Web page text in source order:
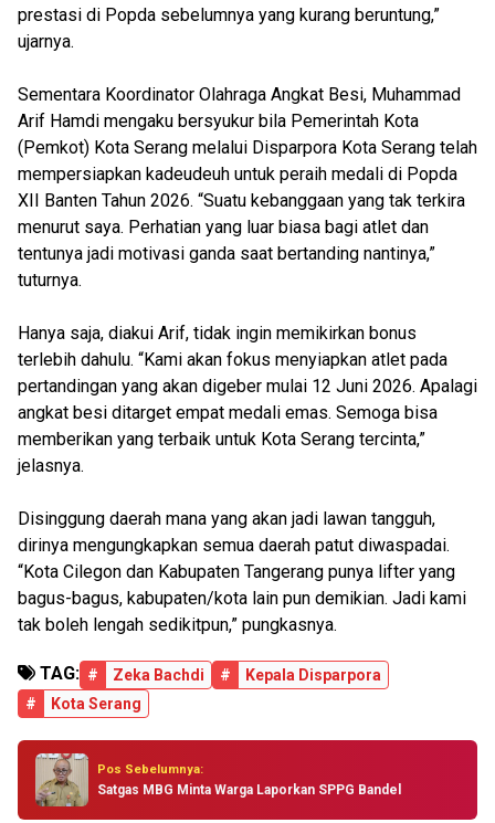
prestasi di Popda sebelumnya yang kurang beruntung,”
ujarnya.
Sementara Koordinator Olahraga Angkat Besi, Muhammad
Arif Hamdi mengaku bersyukur bila Pemerintah Kota
(Pemkot) Kota Serang melalui Disparpora Kota Serang telah
mempersiapkan kadeudeuh untuk peraih medali di Popda
XII Banten Tahun 2026. “Suatu kebanggaan yang tak terkira
menurut saya. Perhatian yang luar biasa bagi atlet dan
tentunya jadi motivasi ganda saat bertanding nantinya,”
tuturnya.
Hanya saja, diakui Arif, tidak ingin memikirkan bonus
terlebih dahulu. “Kami akan fokus menyiapkan atlet pada
pertandingan yang akan digeber mulai 12 Juni 2026. Apalagi
angkat besi ditarget empat medali emas. Semoga bisa
memberikan yang terbaik untuk Kota Serang tercinta,”
jelasnya.
Disinggung daerah mana yang akan jadi lawan tangguh,
dirinya mengungkapkan semua daerah patut diwaspadai.
“Kota Cilegon dan Kabupaten Tangerang punya lifter yang
bagus-bagus, kabupaten/kota lain pun demikian. Jadi kami
tak boleh lengah sedikitpun,” pungkasnya.
TAG: # Zeka Bachdi #
Kepala Disparpora
#
Kota Serang
Pos Sebelumnya:
Satgas MBG Minta Warga Laporkan SPPG Bandel